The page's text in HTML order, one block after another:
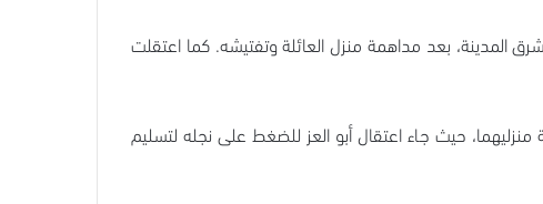
المدينة، بعد مداهمة منزل العائلة وتفتيشه. كما اعتقلت
حيث جاء اعتقال أبو العز للضغط على نجله لتسليم